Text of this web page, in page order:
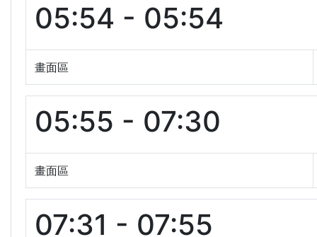
05:54 - 05:54
畫面區
05:55 - 07:30
畫面區
07:31 - 07:55